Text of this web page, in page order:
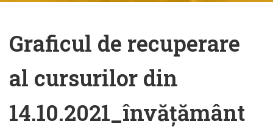
Graficul de recuperare
al cursurilor din
14.10.2021_învățământ